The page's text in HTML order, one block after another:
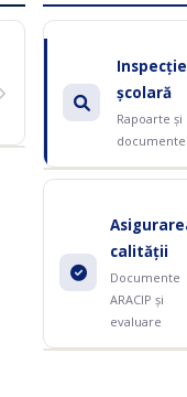
Inspecție
școlară
Rapoarte și
documente
calității
Documente
ARACIP și
evaluare